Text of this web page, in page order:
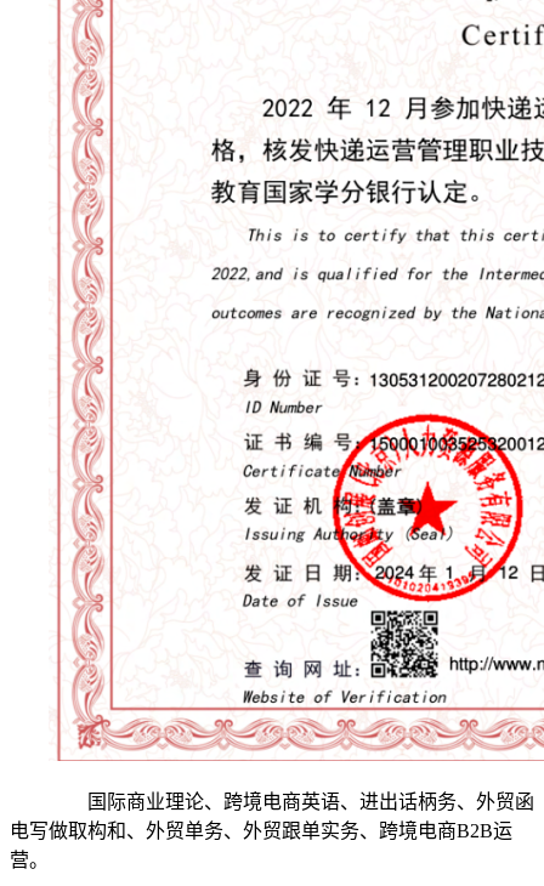
国际商业理论、跨境电商英语、进出话柄务、外贸函
电写做取构和、外贸单务、外贸跟单实务、跨境电商B2B运
营。